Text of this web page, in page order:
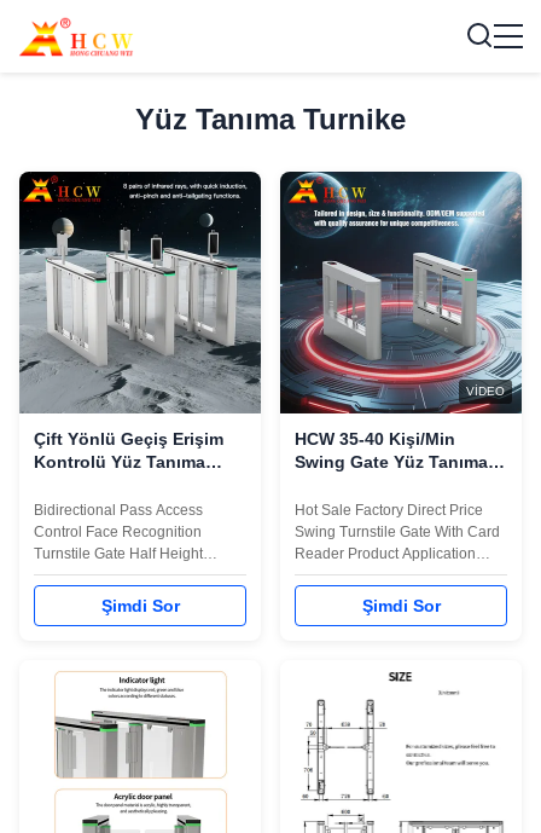
Yüz Tanıma Turnike
Çift Yönlü Geçiş Erişim
Kontrolü Yüz Tanıma
Yükseklik
Bidirectional Pass Access
Control Face Recognition
Turnstile Gate Half Height
CW427 swing speed gate
turnstile is a high-end speed
gate for pedestrian passages.
40W servo motor, and the door
0.3-0.5 seconds. ...
Şimdi Sor
VIDEO
HCW 35-40 Kişi/Min
Swing Gate Yüz Tanıma
Okuyucu ile
Hot Sale Factory Direct Price
Swing Turnstile Gate With Card
Reader Product Application
Swing Turnstile ---can be
compatible with IC card, ID card,
barcode card, fingerprint
civilized, orderly access
methods, effectively manage the
access ...
Şimdi Sor